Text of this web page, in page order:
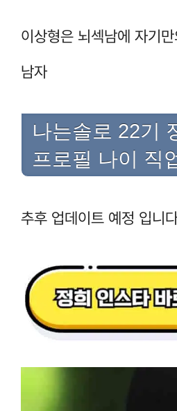
이상형은 뇌섹남에 자기
남자
나는솔로 22기
프로필 나이 직
추후 업데이트 예정 입니